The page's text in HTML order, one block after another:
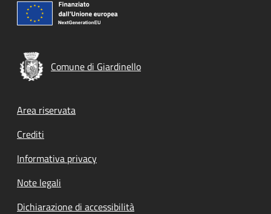
Comune di Giardinello
Footer menu
Area riservata
Crediti
Informativa privacy
Note legali
Dichiarazione di accessibilità